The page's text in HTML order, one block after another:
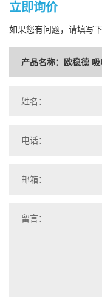
立即询价
如果您有问题，请填写